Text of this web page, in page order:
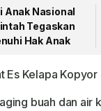
Anak Nasional
Tegaskan
Hak Anak
Es Kelapa Kopyor
buah dan